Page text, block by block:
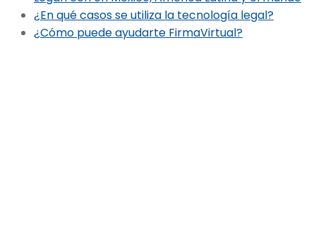
¿En qué casos se utiliza la tecnología legal?
¿Cómo puede ayudarte FirmaVirtual?